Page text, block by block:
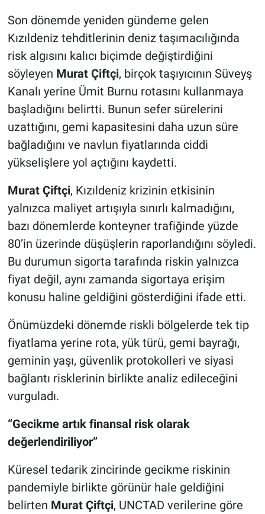
Son dönemde yeniden gündeme gelen
Kızıldeniz tehditlerinin deniz taşımacılığında
risk algısını kalıcı biçimde değiştirdiğini
söyleyen Murat Çiftçi, birçok taşıyıcının Süveyş
Kanalı yerine Ümit Burnu rotasını kullanmaya
başladığını belirtti. Bunun sefer sürelerini
uzattığını, gemi kapasitesini daha uzun süre
bağladığını ve navlun fiyatlarında ciddi
yükselişlere yol açtığını kaydetti.
Murat Çiftçi, Kızıldeniz krizinin etkisinin
yalnızca maliyet artışıyla sınırlı kalmadığını,
bazı dönemlerde konteyner trafiğinde yüzde
80’in üzerinde düşüşlerin raporlandığını söyledi.
Bu durumun sigorta tarafında riskin yalnızca
fiyat değil, aynı zamanda sigortaya erişim
konusu haline geldiğini gösterdiğini ifade etti.
Önümüzdeki dönemde riskli bölgelerde tek tip
fiyatlama yerine rota, yük türü, gemi bayrağı,
geminin yaşı, güvenlik protokolleri ve siyasi
bağlantı risklerinin birlikte analiz edileceğini
vurguladı.
“Gecikme artık finansal risk olarak
değerlendiriliyor”
Küresel tedarik zincirinde gecikme riskinin
pandemiyle birlikte görünür hale geldiğini
belirten Murat Çiftçi, UNCTAD verilerine göre